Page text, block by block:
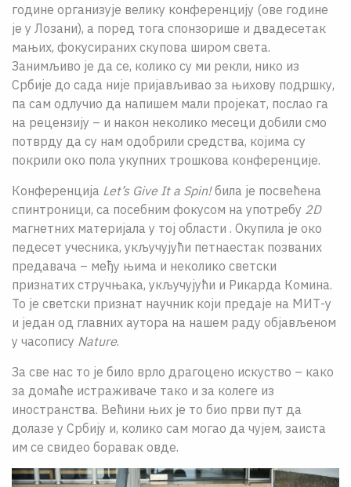
године организује велику конференцију (ове године
је у Лозани), а поред тога спонзорише и двадесетак
мањих, фокусираних скупова широм света.
Занимљиво је да се, колико су ми рекли, нико из
Србије до сада није пријављивао за њихову подршку,
па сам одлучио да напишем мали пројекат, послао га
на рецензију – и након неколико месеци добили смо
потврду да су нам одобрили средства, којима су
покрили око пола укупних трошкова конференције.
Конференција Let’s Give It a Spin!била је посвећена
спинтроници, са посебним фокусом на употребу 2D
магнетних материјала у тој области . Окупила је око
педесет учесника, укључујући петнаестак позваних
предавача – међу њима и неколико светски
признатих стручњака, укључујући и Рикарда Комина.
То је светски признат научник који предаје на МИТ-у
и један од главних аутора на нашем раду објављеном
у часопису Nature.
За све нас то је било врло драгоцено искуство – како
за домаће истраживаче тако и за колеге из
иностранства. Већини њих је то био први пут да
долазе у Србију и, колико сам могао да чујем, заиста
им се свидео боравак овде.